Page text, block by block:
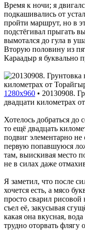
Время к ночи; я
подкашивались от
пройти маршрут, но в
подстёгивал прыгать
вымотался до гула в
Вторую половину из
Караадыр я буквально
1280x960 • 20130908.
двадцати километрах
Хотелось добраться до
то ещё двадцать
подвиг элементарно не
первую попавшуюся
там, выискивая место
не в силах даже
Я заметил, что после
хочется есть, а мясо
просто сварил
съел её, закусывая
какая она вкусная,
трудно оторвать флягу